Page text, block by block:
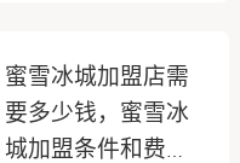
蜜雪冰城加盟店需
要多少钱，蜜雪冰
城加盟条件和费用